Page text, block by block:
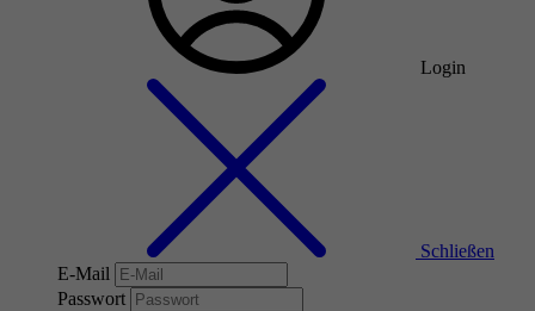
Login
Schließen
E-Mail
Passwort